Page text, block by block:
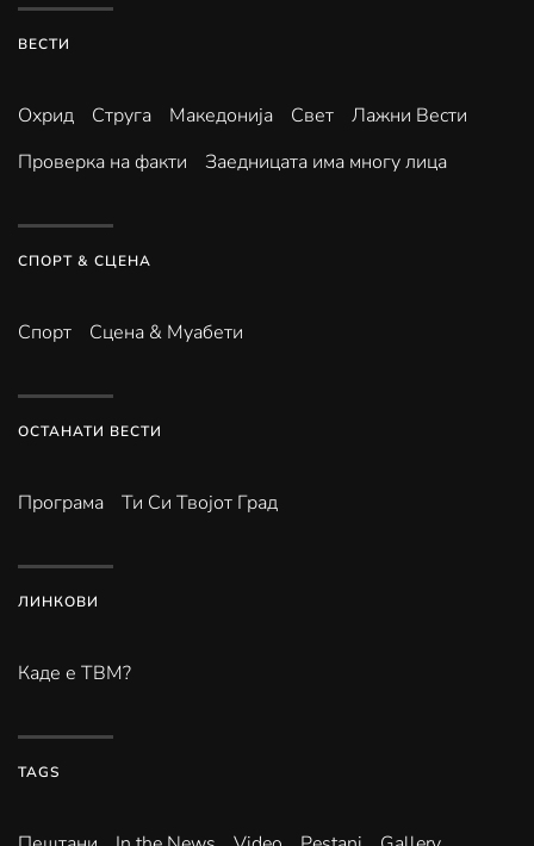
ВЕСТИ
Охрид Струга Македонија Свет
Лажни Вести
Проверка на факти
Заедницата има многу лица
СПОРТ & СЦЕНА
Спорт Сцена & Муабети
ОСТАНАТИ ВЕСТИ
Програма Ти Си Твојот Град
ЛИНКОВИ
Каде е ТВМ?
TAGS